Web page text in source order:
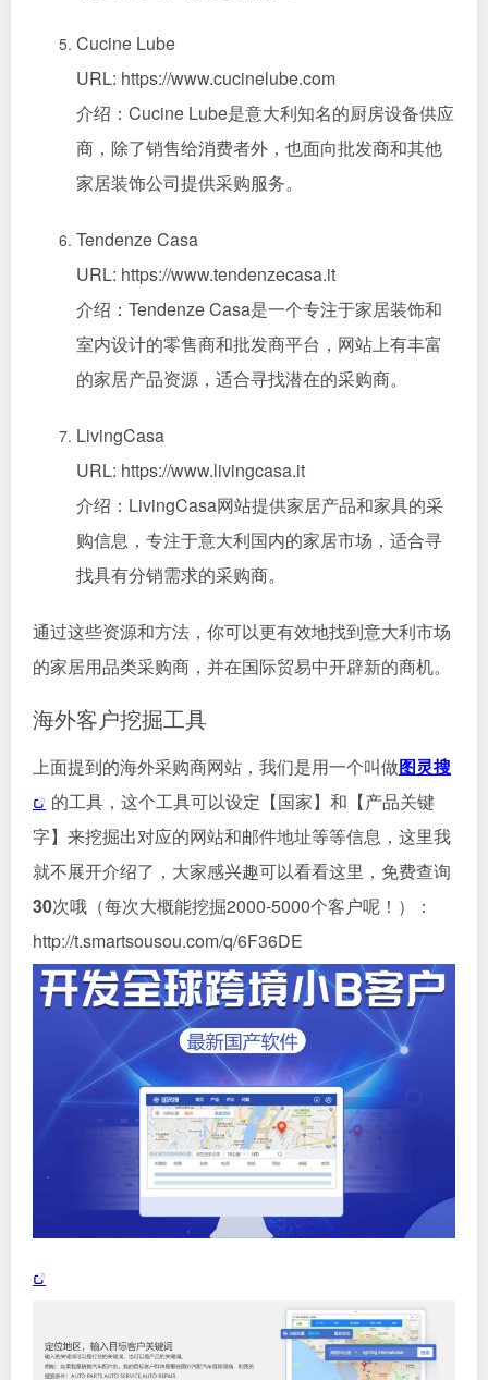
Cucine Lube
URL: https://www.cucinelube.com
介绍：Cucine Lube是意大利知名的厨房设备供应
商，除了销售给消费者外，也面向批发商和其他
家居装饰公司提供采购服务。
Tendenze Casa
URL: https://www.tendenzecasa.it
介绍：Tendenze Casa是一个专注于家居装饰和
室内设计的零售商和批发商平台，网站上有丰富
的家居产品资源，适合寻找潜在的采购商。
LivingCasa
URL: https://www.livingcasa.it
介绍：LivingCasa网站提供家居产品和家具的采
购信息，专注于意大利国内的家居市场，适合寻
找具有分销需求的采购商。
通过这些资源和方法，你可以更有效地找到意大利市场
的家居用品类采购商，并在国际贸易中开辟新的商机。
海外客户挖掘工具
上面提到的海外采购商网站，我们是用一个叫做图灵搜
的工具，这个工具可以设定【国家】和【产品关键
字】来挖掘出对应的网站和邮件地址等等信息，这里我
就不展开介绍了，大家感兴趣可以看看这里，免费查询
30次哦（每次大概能挖掘2000-5000个客户呢！）：
http://t.smartsousou.com/q/6F36DE